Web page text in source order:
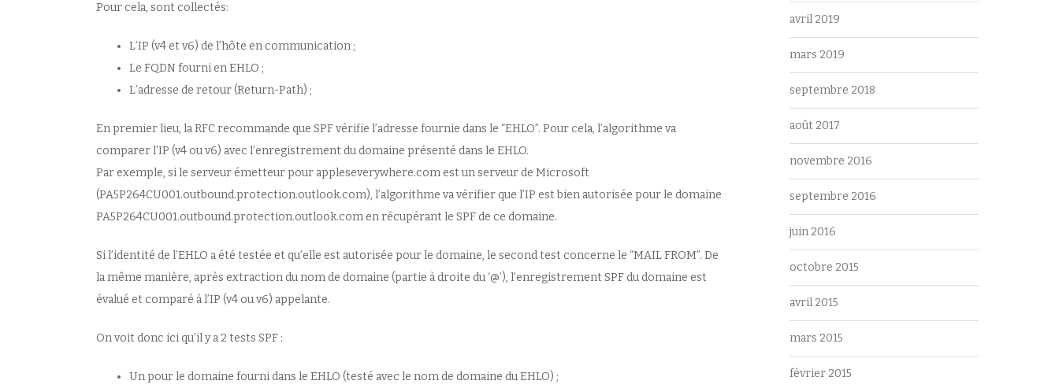
Pour cela, sont collectés:
L’IP (v4 et v6) de l’hôte en communication ;
Le FQDN fourni en EHLO ;
L’adresse de retour (Return-Path) ;
En premier lieu, la RFC recommande que SPF vérifie l’adresse fournie dans le “EHLO”. Pour cela, l’algorithme va
comparer l’IP (v4 ou v6) avec l’enregistrement du domaine présenté dans le EHLO.
Par exemple, si le serveur émetteur pour appleseverywhere.com est un serveur de Microsoft
(PA5P264CU001.outbound.protection.outlook.com), l’algorithme va vérifier que l’IP est bien autorisée pour le domaine
PA5P264CU001.outbound.protection.outlook.com en récupérant le SPF de ce domaine.
Si l’identité de l’EHLO a été testée et qu’elle est autorisée pour le domaine, le second test concerne le “MAIL FROM”. De
la même manière, après extraction du nom de domaine (partie à droite du ‘@’), l’enregistrement SPF du domaine est
évalué et comparé à l’IP (v4 ou v6) appelante.
On voit donc ici qu’il y a 2 tests SPF :
Un pour le domaine fourni dans le EHLO (testé avec le nom de domaine du EHLO) ;
avril 2019
mars 2019
septembre 2018
août 2017
novembre 2016
septembre 2016
juin 2016
octobre 2015
avril 2015
mars 2015
février 2015